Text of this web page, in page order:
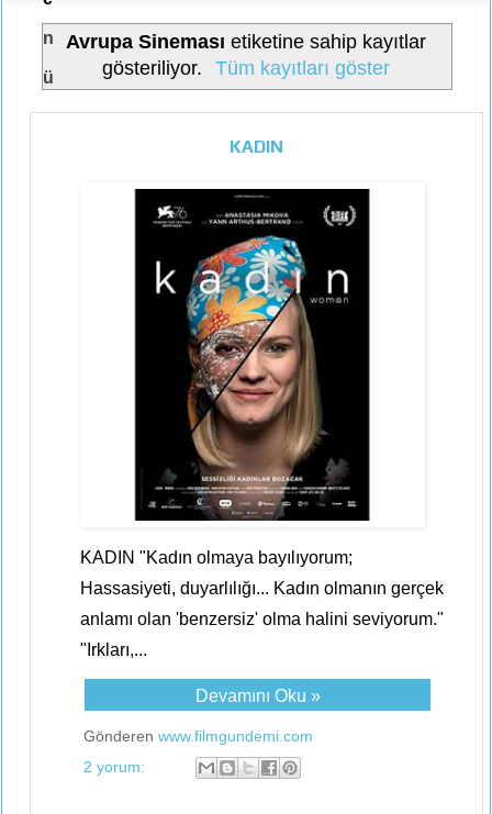
n
ü
Avrupa Sineması etiketine sahip kayıtlar
gösteriliyor.
Tüm kayıtları göster
KADIN
KADIN "Kadın olmaya bayılıyorum;
Hassasiyeti, duyarlılığı... Kadın olmanın gerçek
anlamı olan 'benzersiz' olma halini seviyorum."
"Irkları,...
Devamını Oku »
Gönderen www.filmgundemi.com
2 yorum: